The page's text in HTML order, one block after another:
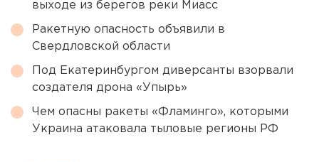
выходе из берегов реки Миасс
Ракетную опасность объявили в
Свердловской области
Под Екатеринбургом диверсанты взорвали
создателя дрона «Упырь»
Чем опасны ракеты «Фламинго», которыми
Украина атаковала тыловые регионы РФ